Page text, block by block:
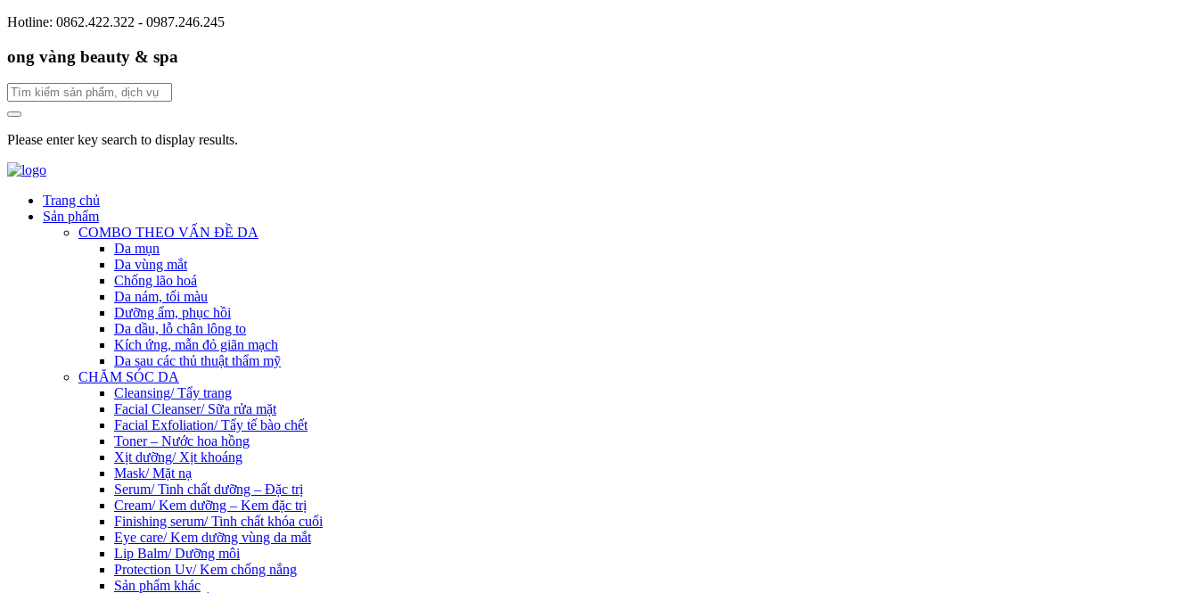
Hotline: 0862.422.322 - 0987.246.245
ong vàng beauty & spa
Please enter key search to display results.
Trang chủ
Sản phẩm
COMBO THEO VẤN ĐỀ DA
Da mụn
Da vùng mắt
Chống lão hoá
Da nám, tối màu
Dưỡng ẩm, phục hồi
Da dầu, lỗ chân lông to
Kích ứng, mẫn đỏ giãn mạch
Da sau các thủ thuật thẩm mỹ
CHĂM SÓC DA
Cleansing/ Tẩy trang
Facial Cleanser/ Sữa rửa mặt
Facial Exfoliation/ Tẩy tế bào chết
Toner – Nước hoa hồng
Xịt dưỡng/ Xịt khoáng
Mask/ Mặt nạ
Serum/ Tinh chất dưỡng – Đặc trị
Cream/ Kem dưỡng – Kem đặc trị
Finishing serum/ Tinh chất khóa cuối
Eye care/ Kem dưỡng vùng da mắt
Lip Balm/ Dưỡng môi
Protection Uv/ Kem chống nắng
Sản phẩm khác